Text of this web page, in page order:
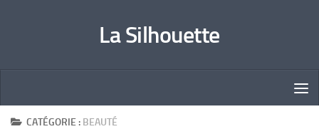
La Silhouette
CATÉGORIE : BEAUTÉ